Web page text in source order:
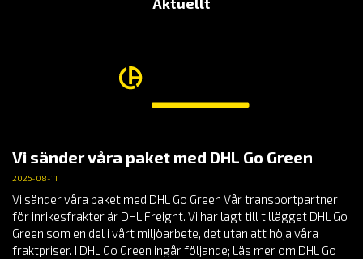
Vi sänder våra paket med DHL Go Green
2025-08-11
Vi sänder våra paket med DHL Go Green Vår transportpartner
för inrikesfrakter är DHL Freight. Vi har lagt till tillägget DHL Go
Green som en del i vårt miljöarbete, det utan att höja våra
fraktpriser. I DHL Go Green ingår följande; Läs mer om DHL Go